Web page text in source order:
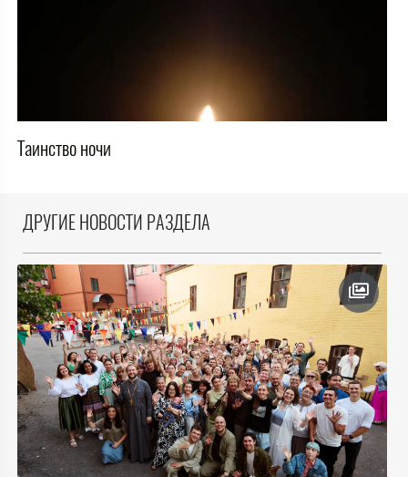
Таинство ночи
ДРУГИЕ НОВОСТИ РАЗДЕЛА